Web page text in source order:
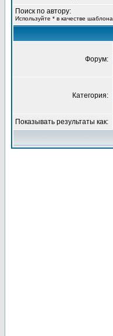
Поиск по автору:
Используйте * в качестве шаблона
Форум:
Категория:
Показывать результаты как: